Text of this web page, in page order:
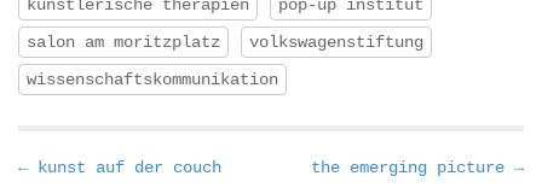
künstlerische therapien
pop-up institut
salon am moritzplatz
volkswagenstiftung
wissenschaftskommunikation
P
← kunst auf der couch the emerging picture →